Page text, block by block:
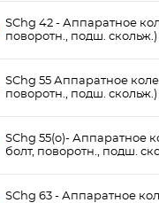
SChg 42 - Аппаратное
поворотн., подш. скольж.)
SChg 55 Аппаратное
поворотн., подш. скольж.)
SChg 55(o)- Аппаратное
болт, поворотн., подш.
SChg 63 - Аппаратное